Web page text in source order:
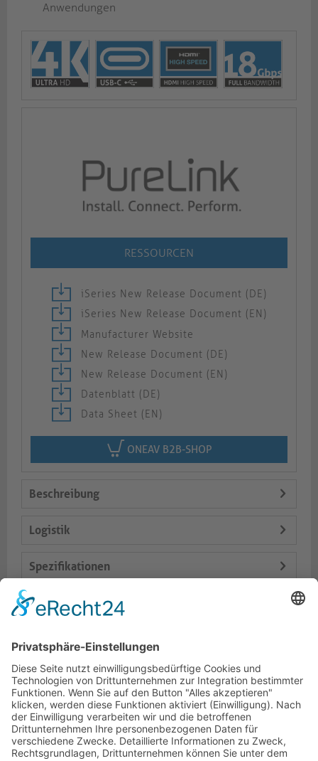
Anwendungen
RESSOURCEN
iSeries New Release Document (DE)
iSeries New Release Document (EN)
Manufacturer Website
New Release Document (DE)
New Release Document (EN)
Datenblatt (DE)
Data Sheet (EN)
ONEAV B2B-SHOP
Beschreibung
Logistik
Spezifikationen
Lieferumfang
Dokumente